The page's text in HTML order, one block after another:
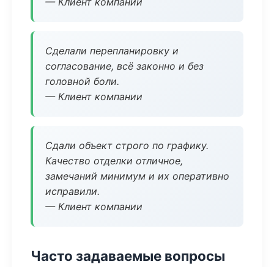
Сделали перепланировку и
согласование, всё законно и без
головной боли.
— Клиент компании
Сдали объект строго по графику.
Качество отделки отличное,
замечаний минимум и их оперативно
исправили.
— Клиент компании
Часто задаваемые вопросы